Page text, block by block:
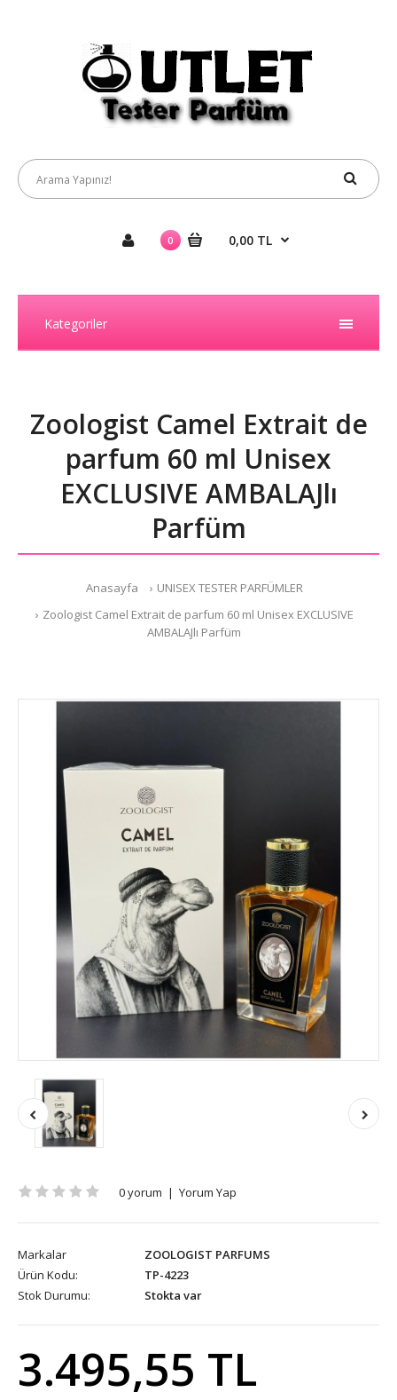
0 0,00 TL
Kategoriler
Zoologist Camel Extrait de
parfum 60 ml Unisex
EXCLUSIVE AMBALAJlı
Parfüm
Anasayfa
UNISEX TESTER PARFÜMLER
Zoologist Camel Extrait de parfum 60 ml Unisex EXCLUSIVE
AMBALAJlı Parfüm
0 yorum | Yorum Yap
Markalar
ZOOLOGIST PARFUMS
Ürün Kodu:
TP-4223
Stok Durumu:
Stokta var
3.495,55 TL